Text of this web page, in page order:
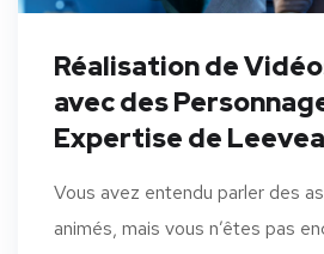
Réalisation de
avec des
Expertise de
Vous avez entendu parler des
animés, mais vous n’êtes pas